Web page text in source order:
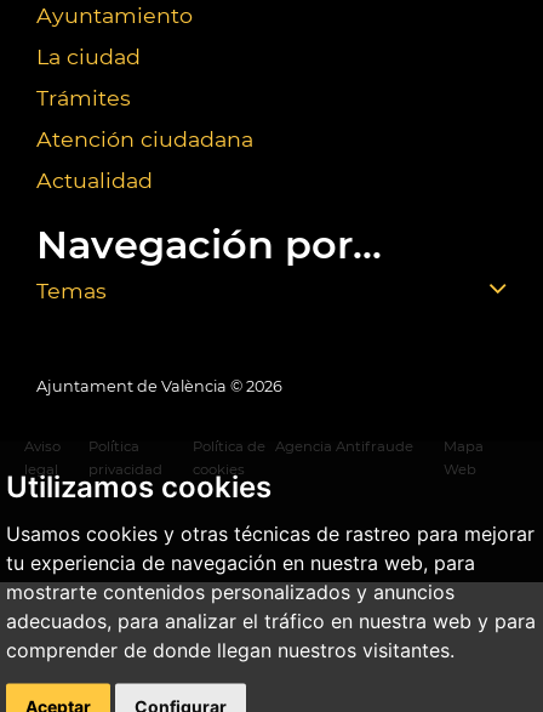
Utilizamos cookies
Usamos cookies y otras técnicas de rastreo para mejorar
tu experiencia de navegación en nuestra web, para
mostrarte contenidos personalizados y anuncios
adecuados, para analizar el tráfico en nuestra web y para
comprender de donde llegan nuestros visitantes.
Aceptar Configurar
Ayuntamiento
La ciudad
Trámites
Atención ciudadana
Actualidad
Navegación por...
Temas
Ajuntament de València © 2026
Aviso
legal
Política
privacidad
Política de
cookies
Agencia Antifraude
Mapa
Web